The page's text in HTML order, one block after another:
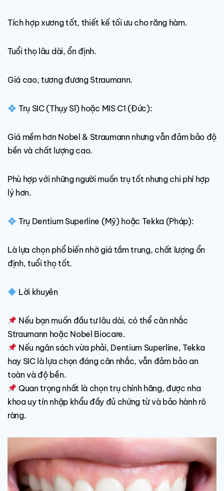
Tích hợp xương tốt, thiết kế tối ưu cho răng hàm.
Tuổi thọ lâu dài, ổn định.
Giá cao, tương đương Straumann.
Trụ SIC (Thụy Sĩ) hoặc MIS C1 (Đức):
Giá mềm hơn Nobel & Straumann nhưng vẫn đảm bảo độ
bền và chất lượng cao.
Phù hợp với những người muốn trụ tốt nhưng chi phí hợp
lý hơn.
Trụ Dentium Superline (Mỹ) hoặc Tekka (Pháp):
Là lựa chọn phổ biến nhờ giá tầm trung, chất lượng ổn
định, tuổi thọ tốt.
Lời khuyên
Nếu bạn muốn đầu tư lâu dài, có thể cân nhắc
Straumann hoặc Nobel Biocare.
Nếu ngân sách vừa phải, Dentium Superline, Tekka
hay SIC là lựa chọn đáng cân nhắc, vẫn đảm bảo an
toàn và độ bền.
Quan trọng nhất là chọn trụ chính hãng, được nha
khoa uy tín nhập khẩu đầy đủ chứng từ và bảo hành rõ
ràng.